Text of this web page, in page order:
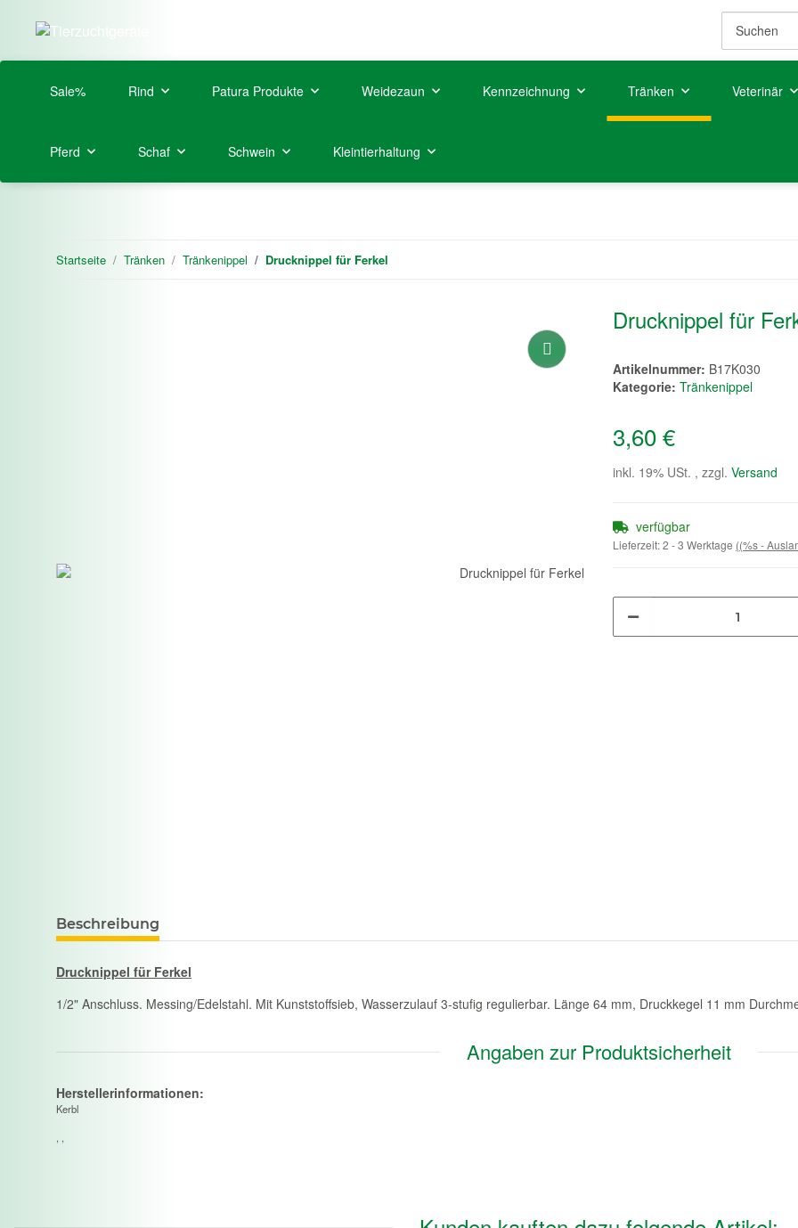
Sale% Rind Patura Produkte Weidezaun Kennzeichnung Tränken Veterinär
Pferd Schaf Schwein Kleintierhaltung
Startseite Tränken Tränkenippel Drucknippel für Ferkel
Drucknippel für
Artikelnummer: B17K030
Kategorie: Tränkenippel
3,60 €
inkl. 19% USt. , zzgl. Versand
verfügbar
Lieferzeit:2 - 3 Werktage ((%s -
Beschreibung
Drucknippel für Ferkel
1/2" Anschluss. Messing/Edelstahl. Mit Kunststoffsieb, Wasserzulauf 3-stufig regulierbar. Länge 64 mm, Druckkegel 11 mm
Angaben zur Produktsicherheit
Herstellerinformationen:
Kerbl
, ,